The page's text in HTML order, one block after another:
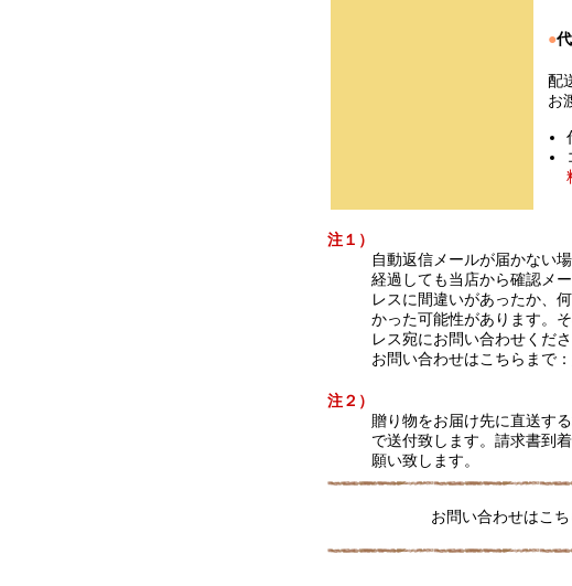
●
配
お
注１）
自動返信メールが届かない
経過しても当店から確認メ
レスに間違いがあったか、
かった可能性があります。
レス宛にお問い合わせくださ
お問い合わせはこちらまで：
注２）
贈り物をお届け先に直送す
で送付致します。請求書到
願い致します。
お問い合わせはこち